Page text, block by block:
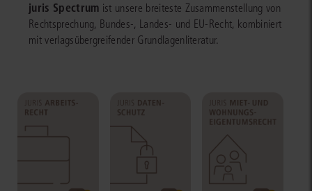
juris Spectrum ist unsere breiteste Zusammenstellung von
Rechtsprechung, Bundes-, Landes- und EU-Recht, kombiniert
mit verlagsübergreifender Grundlagenliteratur.